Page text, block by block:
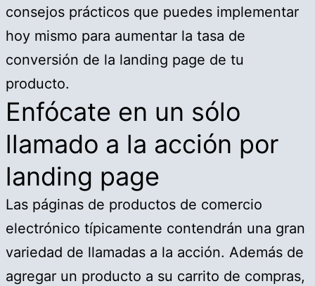
consejos prácticos que puedes implementar
hoy mismo para aumentar la tasa de
conversión de la landing page de tu
producto.
Enfócate en un sólo
llamado a la acción por
landing page
Las páginas de productos de comercio
electrónico típicamente contendrán una gran
variedad de llamadas a la acción. Además de
agregar un producto a su carrito de compras,